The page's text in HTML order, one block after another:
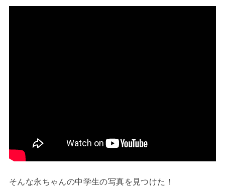
そんな永ちゃんの中学生の写真を見つけた！